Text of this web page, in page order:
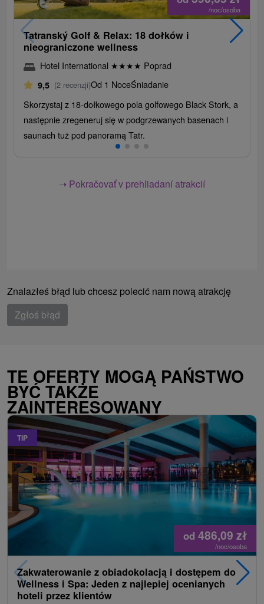
/noc/osoba
Tatranský Golf & Relax: 18 dołków i
nieograniczone wellness
Hotel International ★★★★ Poprad
9,5 (2 recenzji)Od 1 NoceŚniadanie
Skorzystaj z 18-dołkowego pola golfowego Black Stork, a
następnie zregeneruj się w podgrzewanych basenach i
saunach tuż pod panoramą Tatr.
➝ Pokračovať v prehliadaní atrakcií
Znalazłeś błąd lub chcesz polecić nam nową atrakcję
Zgłoś błąd
TE OFERTY MOGĄ PAŃSTWO
BYĆ TAKŻE
ZAINTERESOWANY
TIP
od 486,09 zł
/noc/osoba
Zakwaterowanie z obiadokolacją i dostępem do
Wellness i Spa: Jeden z najlepiej ocenianych
hoteli przez klientów